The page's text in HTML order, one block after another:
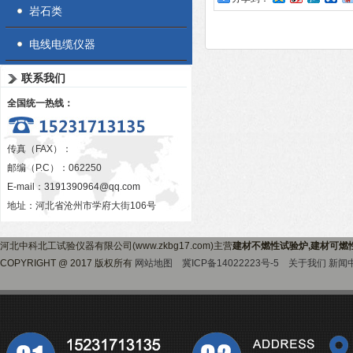
岩石类
电线电缆仪器
联系我们
全国统一热线：
传真（FAX）：
邮编（P.C）：062250
E-mail： 3191390964@qq.com
地址：河北省沧州市学府大街106号
河北中科北工试验仪器有限公司(www.zkbg17.com)主营建材不燃性试验炉,建材可燃
COPYRIGHT @ 2017 版权所有 网站地图 冀ICP备14022223号-5 关于我们 新闻